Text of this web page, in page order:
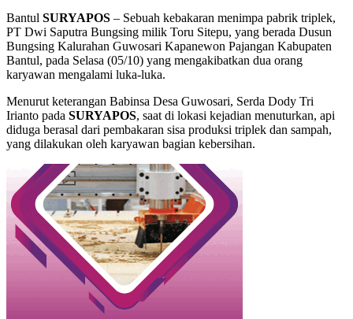
Bantul SURYAPOS – Sebuah kebakaran menimpa pabrik triplek,
PT Dwi Saputra Bungsing milik Toru Sitepu, yang berada Dusun
Bungsing Kalurahan Guwosari Kapanewon Pajangan Kabupaten
Bantul, pada Selasa (05/10) yang mengakibatkan dua orang
karyawan mengalami luka-luka.
Menurut keterangan Babinsa Desa Guwosari, Serda Dody Tri
Irianto pada SURYAPOS, saat di lokasi kejadian menuturkan, api
diduga berasal dari pembakaran sisa produksi triplek dan sampah,
yang dilakukan oleh karyawan bagian kebersihan.